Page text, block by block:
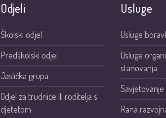
Odjeli
Školski odjel
Predškolski odjel
Jaslička grupa
Odjel za trudnice ili roditelja s
djetetom
Usluge
Usluge
Usluge
stanovanja
Rana